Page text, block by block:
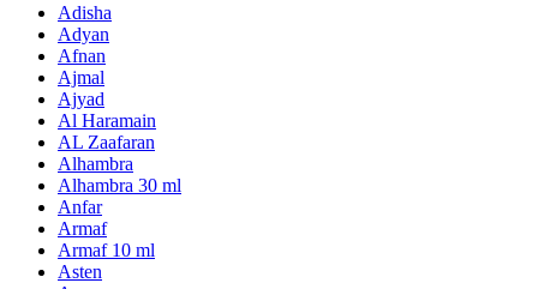
Adisha
Adyan
Afnan
Ajmal
Ajyad
Al Haramain
AL Zaafaran
Alhambra
Alhambra 30 ml
Anfar
Armaf
Armaf 10 ml
Asten